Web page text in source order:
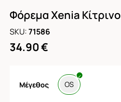
Φόρεμα Xenia Κίτρινο
SKU:71586
34.90€
Μέγεθος OS